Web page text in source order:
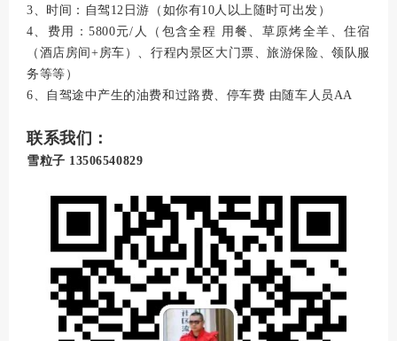
3、时间：自驾12日游（如你有10人以上随时可出发）
4、费用：5800元/人（包含全程 用餐、草原烤全羊、住宿
（酒店房间+房车）、行程内景区大门票、旅游保险、领队服
务等等）
6、自驾途中产生的油费和过路费、停车费 由随车人员AA
联系我们：
雪粒子 13506540829